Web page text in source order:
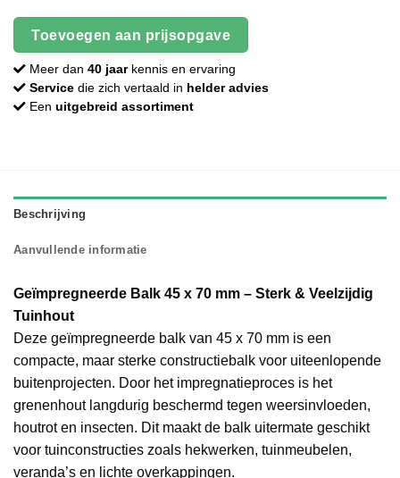
Toevoegen aan prijsopgave
Meer dan 40 jaarkennis en ervaring
Service die zich vertaald in helder advies
Een uitgebreid assortiment
Beschrijving
Aanvullende informatie
Geïmpregneerde Balk 45 x 70 mm – Sterk & Veelzijdig
Tuinhout
Deze geïmpregneerde balk van 45 x 70 mm is een
compacte, maar sterke constructiebalk voor uiteenlopende
buitenprojecten. Door het impregnatieproces is het
grenenhout langdurig beschermd tegen weersinvloeden,
houtrot en insecten. Dit maakt de balk uitermate geschikt
voor tuinconstructies zoals hekwerken, tuinmeubelen,
veranda’s en lichte overkappingen.